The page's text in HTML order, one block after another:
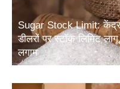
Sugar Stock Limit:
डीलरों पर स्टॉक लिमिट
लगाम